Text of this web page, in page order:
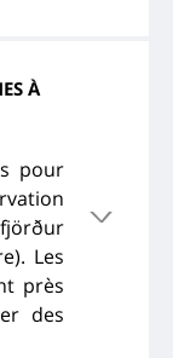
À
pour
Les
près
des